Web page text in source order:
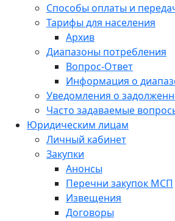
Способы оплаты и
Тарифы для населения
Архив
Диапазоны потребления
Вопрос-Ответ
Информация о
Уведомления о
Часто задаваемые
Юридическим лицам
Личный кабинет
Закупки
Анонсы
Перечни закупок МСП
Извещения
Договоры